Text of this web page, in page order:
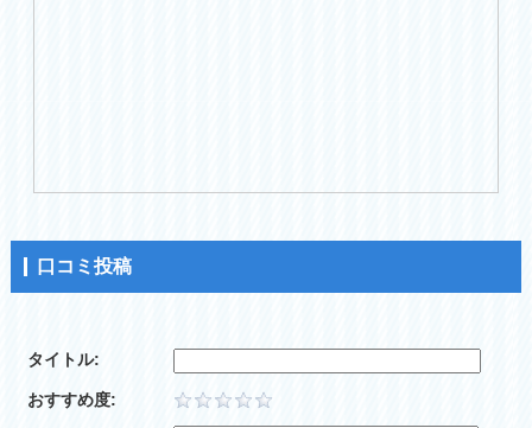
口コミ投稿
タイトル:
おすすめ度: